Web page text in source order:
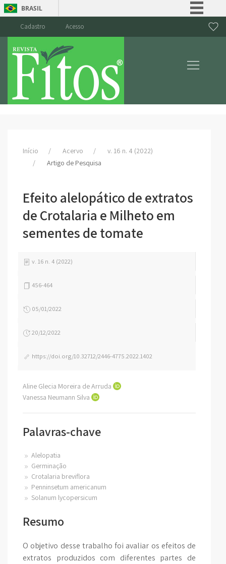
BRASIL
Canais
Cadastro Acesso
Início Acervo
v. 16 n. 4 (2022)
Artigo de Pesquisa
Efeito alelopático de extratos
de Crotalaria e Milheto em
sementes de tomate
v. 16 n. 4 (2022)
456-464
05/01/2022
20/12/2022
https://doi.org/10.32712/2446-4775.2022.1402
Aline Glecia Moreira de Arruda
Vanessa Neumann Silva
Palavras-chave
Alelopatia
Germinação
Crotalaria breviflora
Penninsetum americanum
Solanum lycopersicum
Resumo
O objetivo desse trabalho foi avaliar os efeitos de
extratos produzidos com diferentes partes de